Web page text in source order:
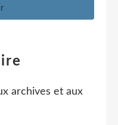
archives et aux